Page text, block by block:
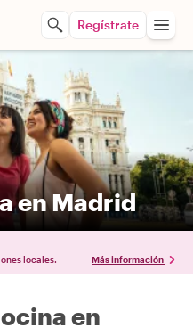
Regístrate
en Madrid
locales. Más información
en